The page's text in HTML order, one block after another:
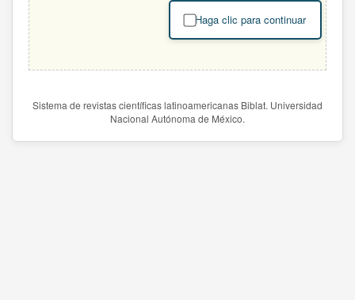
Haga clic para continuar
Sistema de revistas científicas latinoamericanas Biblat. Universidad
Nacional Autónoma de México.